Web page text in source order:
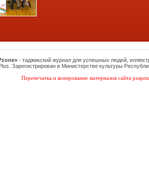
- таджикский журнал для успешных людей,
Зарегистрирован в Министерстве культуры
Перепечатка и копирование материалов сайта